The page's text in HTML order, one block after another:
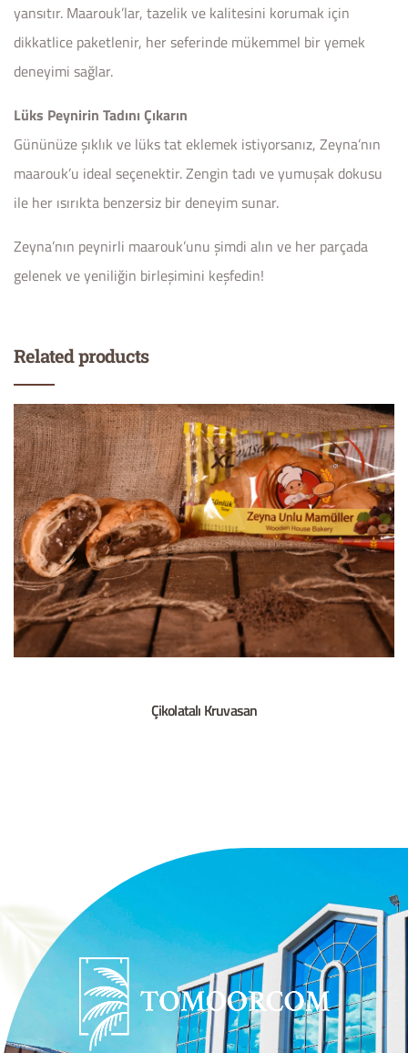
yansıtır. Maarouk’lar, tazelik ve kalitesini korumak için
dikkatlice paketlenir, her seferinde mükemmel bir yemek
deneyimi sağlar.
Lüks Peynirin Tadını Çıkarın
Gününüze şıklık ve lüks tat eklemek istiyorsanız, Zeyna’nın
maarouk’u ideal seçenektir. Zengin tadı ve yumuşak dokusu
ile her ısırıkta benzersiz bir deneyim sunar.
Zeyna’nın peynirli maarouk’unu şimdi alın ve her parçada
gelenek ve yeniliğin birleşimini keşfedin!
Related products
Çikolatalı Kruvasan